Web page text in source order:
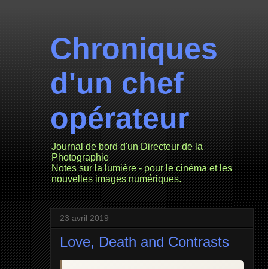
Chroniques
d'un chef
opérateur
Journal de bord d'un Directeur de la
Photographie
Notes sur la lumière - pour le cinéma et les
nouvelles images numériques.
23 avril 2019
Love, Death and Contrasts